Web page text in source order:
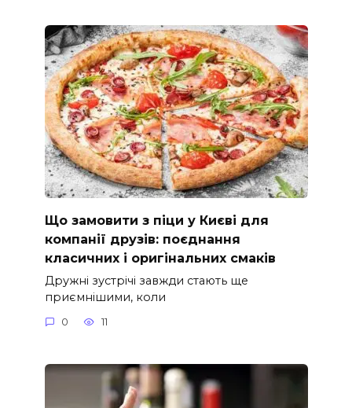
Що замовити з піци у Києві для
компанії друзів: поєднання
класичних і оригінальних смаків
Дружні зустрічі завжди стають ще
приємнішими, коли
0 11